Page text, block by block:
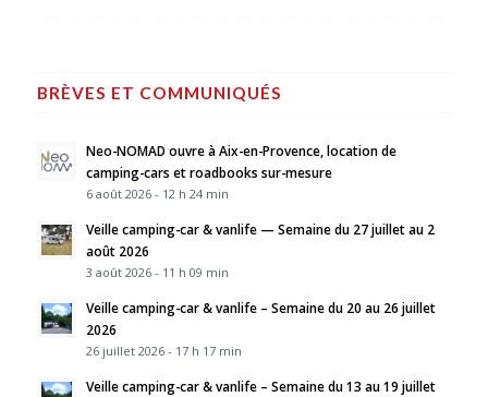
BRÈVES ET COMMUNIQUÉS
Neo-NOMAD ouvre à Aix-en-Provence, location de
camping-cars et roadbooks sur-mesure
6 août 2026 - 12 h 24 min
Veille camping-car & vanlife — Semaine du 27 juillet au 2
août 2026
3 août 2026 - 11 h 09 min
Veille camping-car & vanlife – Semaine du 20 au 26 juillet
2026
26 juillet 2026 - 17 h 17 min
Veille camping-car & vanlife – Semaine du 13 au 19 juillet